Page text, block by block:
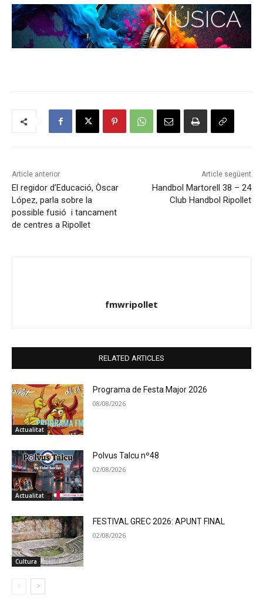
Article anterior
El regidor d’Educació, Òscar
López, parla sobre la
possible fusió i tancament
de centres a Ripollet
Article següent
Handbol Martorell 38 – 24
Club Handbol Ripollet
fmwripollet
RELATED ARTICLES
Actualitat
Programa de Festa Major 2026
08/08/2026
Actualitat
Polvus Talcu nº48
02/08/2026
Cultura
FESTIVAL GREC 2026: APUNT FINAL
02/08/2026